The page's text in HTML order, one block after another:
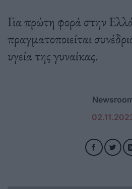
Για πρώτη φορά στην
πραγματοποιείται
υγεία της γυναίκας.